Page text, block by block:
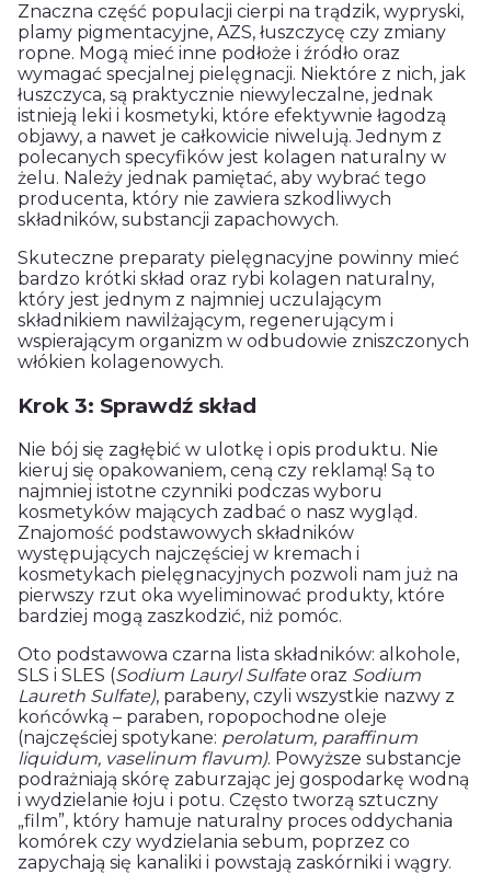
Znaczna część populacji cierpi na trądzik, wypryski,
plamy pigmentacyjne, AZS, łuszczycę czy zmiany
ropne. Mogą mieć inne podłoże i źródło oraz
wymagać specjalnej pielęgnacji. Niektóre z nich, jak
łuszczyca, są praktycznie niewyleczalne, jednak
istnieją leki i kosmetyki, które efektywnie łagodzą
objawy, a nawet je całkowicie niwelują. Jednym z
polecanych specyfików jest kolagen naturalny w
żelu. Należy jednak pamiętać, aby wybrać tego
producenta, który nie zawiera szkodliwych
składników, substancji zapachowych.
Skuteczne preparaty pielęgnacyjne powinny mieć
bardzo krótki skład oraz rybi kolagen naturalny,
który jest jednym z najmniej uczulającym
składnikiem nawilżającym, regenerującym i
wspierającym organizm w odbudowie zniszczonych
włókien kolagenowych.
Krok 3: Sprawdź skład
Nie bój się zagłębić w ulotkę i opis produktu. Nie
kieruj się opakowaniem, ceną czy reklamą! Są to
najmniej istotne czynniki podczas wyboru
kosmetyków mających zadbać o nasz wygląd.
Znajomość podstawowych składników
występujących najczęściej w kremach i
kosmetykach pielęgnacyjnych pozwoli nam już na
pierwszy rzut oka wyeliminować produkty, które
bardziej mogą zaszkodzić, niż pomóc.
Oto podstawowa czarna lista składników: alkohole,
SLS i SLES (Sodium Lauryl Sulfate oraz Sodium
Laureth Sulfate), parabeny, czyli wszystkie nazwy z
końcówką – paraben, ropopochodne oleje
(najczęściej spotykane: perolatum, paraffinum
liquidum, vaselinum flavum). Powyższe substancje
podrażniają skórę zaburzając jej gospodarkę wodną
i wydzielanie łoju i potu. Często tworzą sztuczny
„film”, który hamuje naturalny proces oddychania
komórek czy wydzielania sebum, poprzez co
zapychają się kanaliki i powstają zaskórniki i wągry.